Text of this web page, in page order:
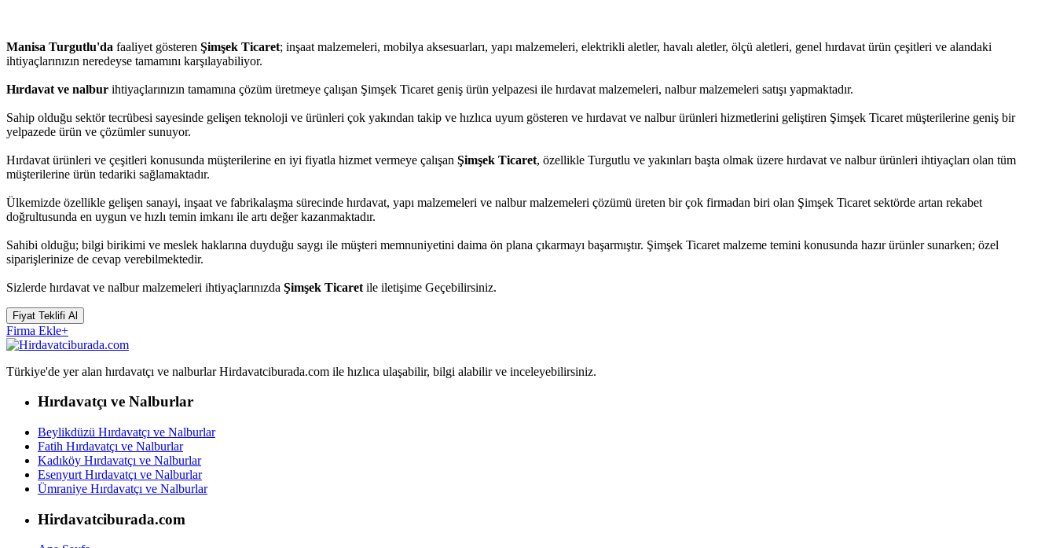
Manisa Turgutlu'da faaliyet gösteren Şimşek Ticaret; inşaat malzemeleri, mobilya aksesuarları, yapı malzemeleri, elektrikli aletler, havalı aletler, ölçü aletleri, genel hırdavat ürün çeşitleri ve alandaki
ihtiyaçlarınızın neredeyse tamamını karşılayabiliyor.
Hırdavat ve nalbur ihtiyaçlarınızın tamamına çözüm üretmeye çalışan Şimşek Ticaret geniş ürün yelpazesi ile hırdavat malzemeleri, nalbur malzemeleri satışı yapmaktadır.
Sahip olduğu sektör tecrübesi sayesinde gelişen teknoloji ve ürünleri çok yakından takip ve hızlıca uyum gösteren ve hırdavat ve nalbur ürünleri hizmetlerini geliştiren Şimşek Ticaret müşterilerine geniş bir
yelpazede ürün ve çözümler sunuyor.
Hırdavat ürünleri ve çeşitleri konusunda müşterilerine en iyi fiyatla hizmet vermeye çalışan Şimşek Ticaret, özellikle Turgutlu ve yakınları başta olmak üzere hırdavat ve nalbur ürünleri ihtiyaçları olan tüm
müşterilerine ürün tedariki sağlamaktadır.
Ülkemizde özellikle gelişen sanayi, inşaat ve fabrikalaşma sürecinde hırdavat, yapı malzemeleri ve nalbur malzemeleri çözümü üreten bir çok firmadan biri olan Şimşek Ticaret sektörde artan rekabet
doğrultusunda en uygun ve hızlı temin imkanı ile artı değer kazanmaktadır.
Sahibi olduğu; bilgi birikimi ve meslek haklarına duyduğu saygı ile müşteri memnuniyetini daima ön plana çıkarmayı başarmıştır. Şimşek Ticaret malzeme temini konusunda hazır ürünler sunarken; özel
siparişlerinize de cevap verebilmektedir.
Sizlerde hırdavat ve nalbur malzemeleri ihtiyaçlarınızda Şimşek Ticaret ile iletişime Geçebilirsiniz.
Fiyat Teklifi Al
Firma Ekle+
Türkiye'de yer alan hırdavatçı ve nalburlar Hirdavatciburada.com ile hızlıca ulaşabilir, bilgi alabilir ve inceleyebilirsiniz.
Hırdavatçı ve Nalburlar
Beylikdüzü Hırdavatçı ve Nalburlar
Fatih Hırdavatçı ve Nalburlar
Kadıköy Hırdavatçı ve Nalburlar
Esenyurt Hırdavatçı ve Nalburlar
Ümraniye Hırdavatçı ve Nalburlar
Hirdavatciburada.com